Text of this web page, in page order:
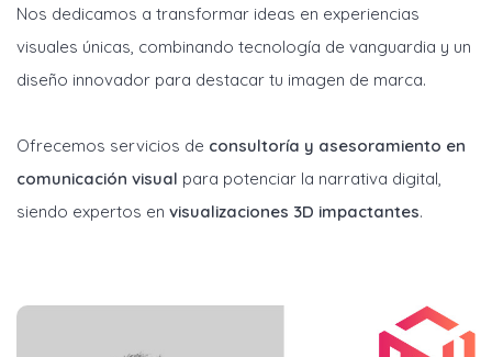
Nos dedicamos a transformar ideas en experiencias
visuales únicas, combinando tecnología de vanguardia y un
diseño innovador para destacar tu imagen de marca.
Ofrecemos servicios de consultoría y asesoramiento en
comunicación visual para potenciar la narrativa digital,
siendo expertos en visualizaciones 3D impactantes.